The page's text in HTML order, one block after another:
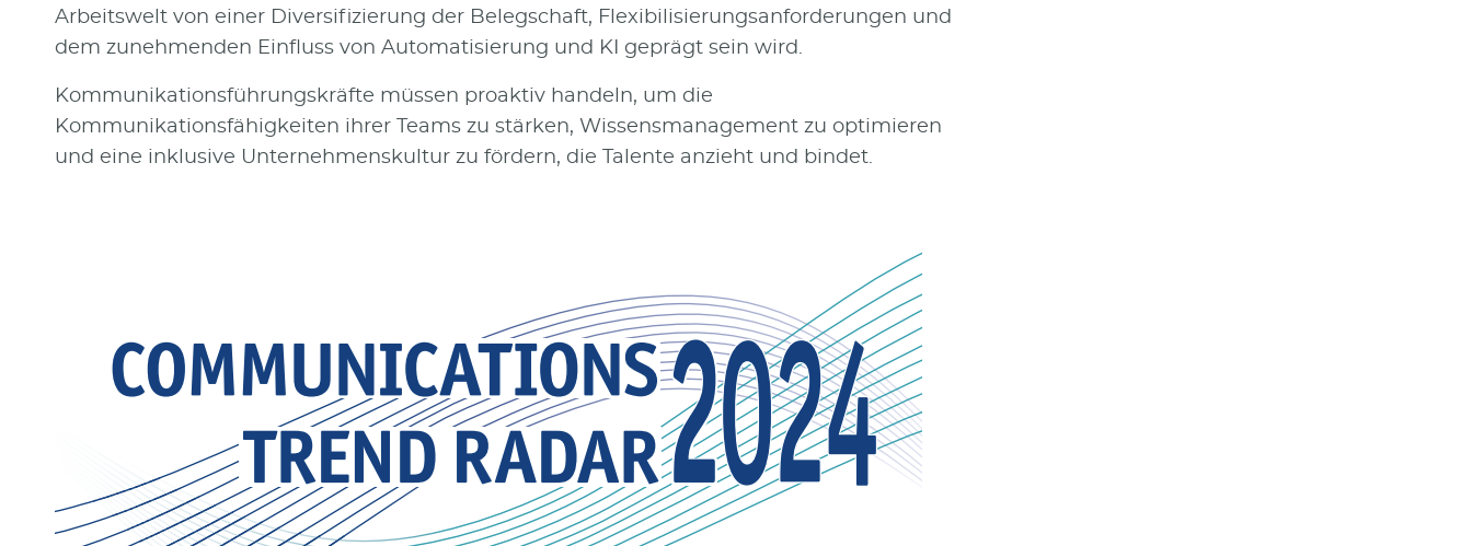
Arbeitswelt von einer Diversifizierung der Belegschaft, Flexibilisierungsanforderungen und
dem zunehmenden Einfluss von Automatisierung und KI geprägt sein wird.
Kommunikationsführungskräfte müssen proaktiv handeln, um die
Kommunikationsfähigkeiten ihrer Teams zu stärken, Wissensmanagement zu optimieren
und eine inklusive Unternehmenskultur zu fördern, die Talente anzieht und bindet.